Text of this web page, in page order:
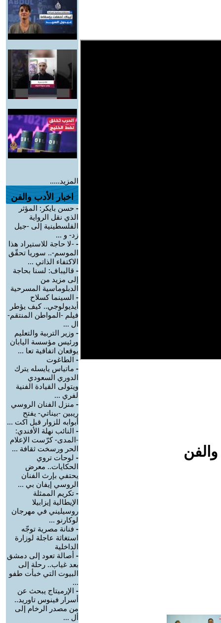
المزيد.....
اخبار الأدب والفن
- حسن بايكر: المؤثر
الذي نقل الرواية
الفلسطينية إلى -جيل
زد- و ...
- -لا حاجة للاستيراد هذا
الموسم-.. سوريا تحقّق
الاكتفاء الذاتي ...
- قاليباف: لسنا بحاجة
إلى مزيد من
الدبلوماسية المسرحية
- السينما كسلاح
أيديولوجي.. كيف يؤطر
فيلم -المواطن المنتقم-
ال ...
- وزير التربية والتعليم
ورئيس مؤسسة اليابان
يوقعان اتفاقية تعا ...
- الطاغوت
- ماتياس يايسله يترك
الدوري السعودي
ويتولى القيادة الفنية
لفري ...
- منزل الفنان الروسي
ريبين -بيناتي- يفتح
أبوابه للزوار قبل اكت ...
- النائب نهلة الأفندي:
-المدى- كرّست الإعلام
الحر ورسخت ثقافة ...
- لوحات تروي
الحكايات.. معرض
يحتفي بإرث الفنان
الروسي إيفان بي ...
- تكريم الممثلة
الإيطالية إيزابيلا
روسيليني في مهرجان
لوكارنو ...
- فنانة مصرية توجّه
استغاثة عاجلة لوزارة
الداخلية
- أصالة تعود إلى دمشق
بعد غياب.. رحلة إلى
البيوت التي خبأت طفو
...
- الإرميتاج يبحث عن
أسرار فينوس تاوريد..
من مصدر الرخام إلى
أل ...